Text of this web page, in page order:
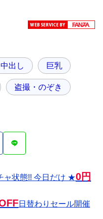
中出し 巨乳
盗撮・のぞき
ャ状態!! 今日だけ ★0円
日替わりセール開催